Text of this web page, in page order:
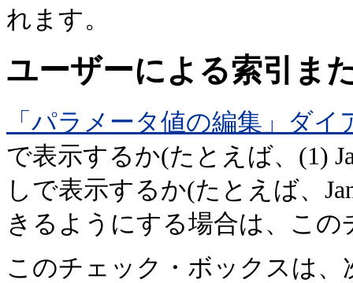
れます。
ユーザーによる索引ま
「パラメータ値の編集」ダイ
で表示するか(たとえば、(1)
しで表示するか(たとえば、
きるようにする場合は、こ
このチェック・ボックスは